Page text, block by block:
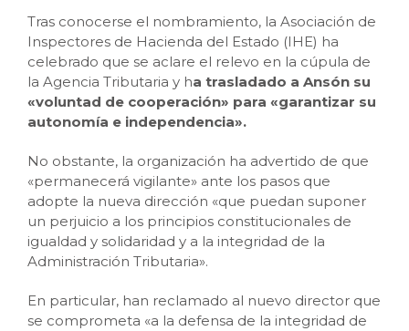
Tras conocerse el nombramiento, la Asociación de
Inspectores de Hacienda del Estado (IHE) ha
celebrado que se aclare el relevo en la cúpula de
la Agencia Tributaria y ha trasladado a Ansón su
«voluntad de cooperación» para «garantizar su
autonomía e independencia».
No obstante, la organización ha advertido de que
«permanecerá vigilante» ante los pasos que
adopte la nueva dirección «que puedan suponer
un perjuicio a los principios constitucionales de
igualdad y solidaridad y a la integridad de la
Administración Tributaria».
En particular, han reclamado al nuevo director que
se comprometa «a la defensa de la integridad de